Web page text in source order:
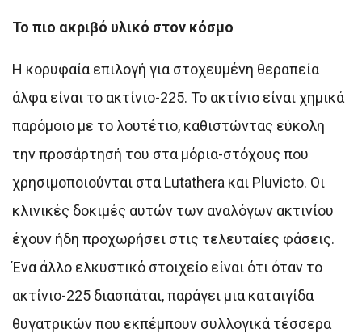
Το πιο ακριβό υλικό στον κόσμο
Η κορυφαία επιλογή για στοχευμένη θεραπεία
άλφα είναι το ακτίνιο-225. Το ακτίνιο είναι χημικά
παρόμοιο με το λουτέτιο, καθιστώντας εύκολη
την προσάρτησή του στα μόρια-στόχους που
χρησιμοποιούνται στα Lutathera και Pluvicto. Οι
κλινικές δοκιμές αυτών των αναλόγων ακτινίου
έχουν ήδη προχωρήσει στις τελευταίες φάσεις.
Ένα άλλο ελκυστικό στοιχείο είναι ότι όταν το
ακτίνιο-225 διασπάται, παράγει μια καταιγίδα
θυγατρικών που εκπέμπουν συλλογικά τέσσερα